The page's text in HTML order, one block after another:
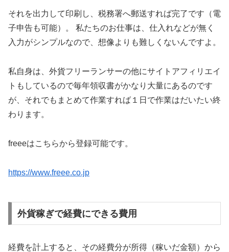
それを出力して印刷し、税務署へ郵送すれば完了です（電
子申告も可能）。 私たちのお仕事は、仕入れなどが無く
入力がシンプルなので、想像よりも難しくないんですよ。
私自身は、外貨フリーランサーの他にサイトアフィリエイ
トもしているので毎年領収書がかなり大量にあるのです
が、それでもまとめて作業すれば１日で作業はだいたい終
わります。
freeeはこちらから登録可能です。
https://www.freee.co.jp
外貨稼ぎで経費にできる費用
経費を計上すると、その経費分が所得（稼いだ金額）から